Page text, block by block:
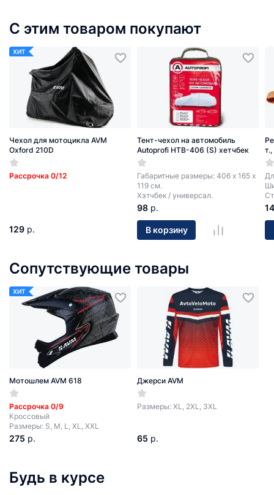
С этим товаром покупают
ХИТ
Чехол для мотоцикла AVM
Oxford 210D
Рассрочка 0/12
129 р.
Тент-чехол на автомобиль
Autoprofi HTB-406 (S) хетчбек
Габаритные размеры: 406 х 165 х
119 см.
Хэтчбек / универсал.
98 р.
В корзину
14
Сопутствующие товары
ХИТ
Мотошлем AVM 618
Рассрочка 0/9
Кроссовый
Размеры: S, M, L, XL, XXL
275 р.
Джерси AVM
Размеры: XL, 2XL, 3XL
65 р.
Будь в курсе